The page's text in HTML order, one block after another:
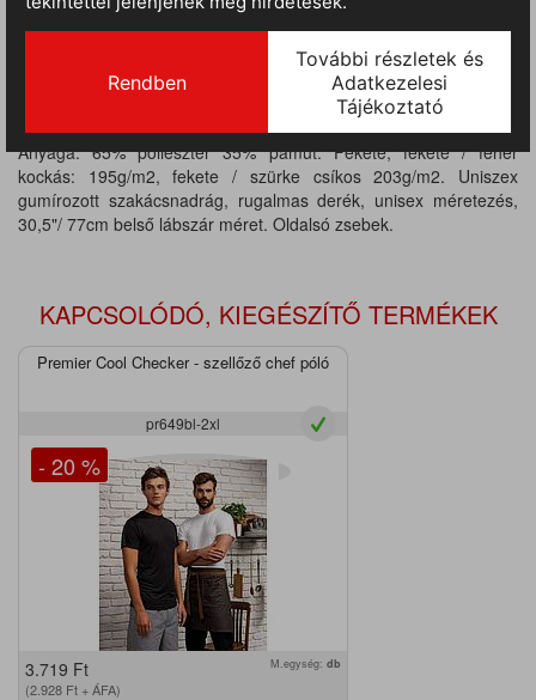
TERMÉKINFORMÁCIÓ
MÉRETTÁBLÁZAT
Anyaga: 65% poliészter 35% pamut. Fekete, fekete / fehér
kockás: 195g/m2, fekete / szürke csíkos 203g/m2. Uniszex
gumírozott szakácsnadrág, rugalmas derék, unisex méretezés,
30,5"/ 77cm belső lábszár méret. Oldalsó zsebek.
KAPCSOLÓDÓ, KIEGÉSZÍTŐ TERMÉKEK
Premier Cool Checker - szellőző chef póló
pr649bl-2xl
- 20 %
3.719 Ft
(2.928 Ft + ÁFA)
M.egység: db